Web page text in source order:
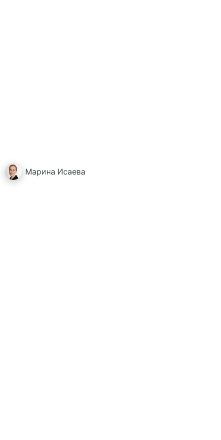
Марина Исаева